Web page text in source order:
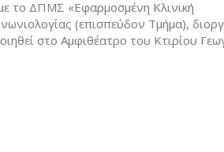
το ΔΠΜΣ «Εφαρμοσμένη Κλινική
(επισπεύδον Τμήμα),
στο Αμφιθέατρο του Κτιρίου